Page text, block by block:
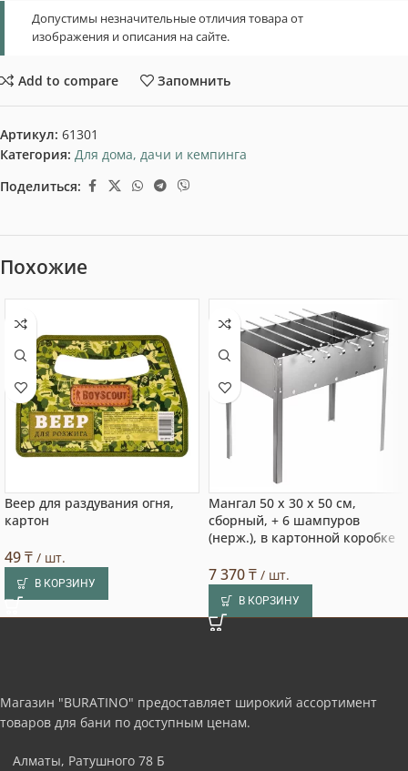
Допустимы незначительные отличия товара от
изображения и описания на сайте.
Add to compare Запомнить
Артикул: 61301
Категория: Для дома, дачи и кемпинга
Поделиться:
Похожие
Веер для раздувания огня,
картон
49₸ / шт.
В КОРЗИНУ
Мангал 50 х 30 х 50 см,
сборный, + 6 шампуров
(нерж.), в картонной коробке
7 370₸ / шт.
В КОРЗИНУ
Магазин "BURATINO" предоставляет широкий ассортимент
товаров для бани по доступным ценам.
Алматы, Ратушного 78 Б